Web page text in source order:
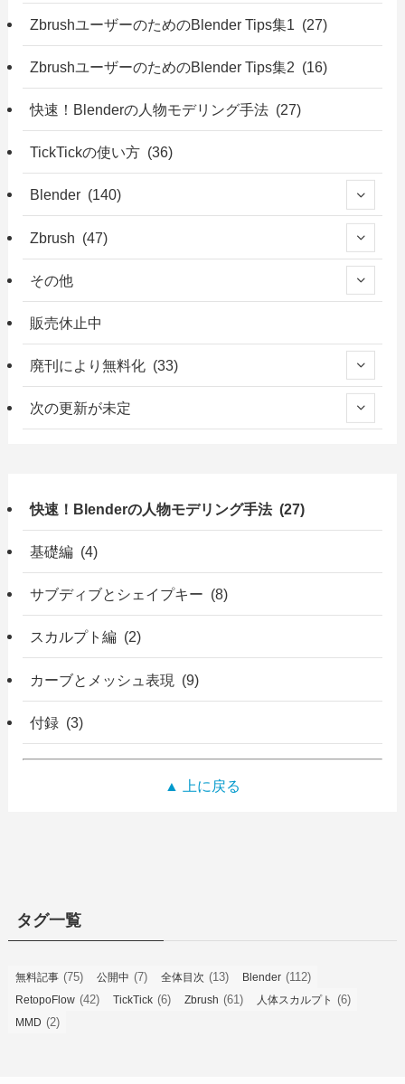
ZbrushユーザーのためのBlender Tips集1 (27)
ZbrushユーザーのためのBlender Tips集2 (16)
快速！Blenderの人物モデリング手法 (27)
TickTickの使い方 (36)
Blender (140)
Zbrush (47)
その他
販売休止中
廃刊により無料化 (33)
次の更新が未定
快速！Blenderの人物モデリング手法 (27)
基礎編 (4)
サブディブとシェイプキー (8)
スカルプト編 (2)
カーブとメッシュ表現 (9)
付録 (3)
▲ 上に戻る
タグ一覧
無料記事 (75) 公開中 (7) 全体目次 (13) Blender (112)
RetopoFlow (42) TickTick (6) Zbrush (61) 人体スカルプト (6)
MMD (2)